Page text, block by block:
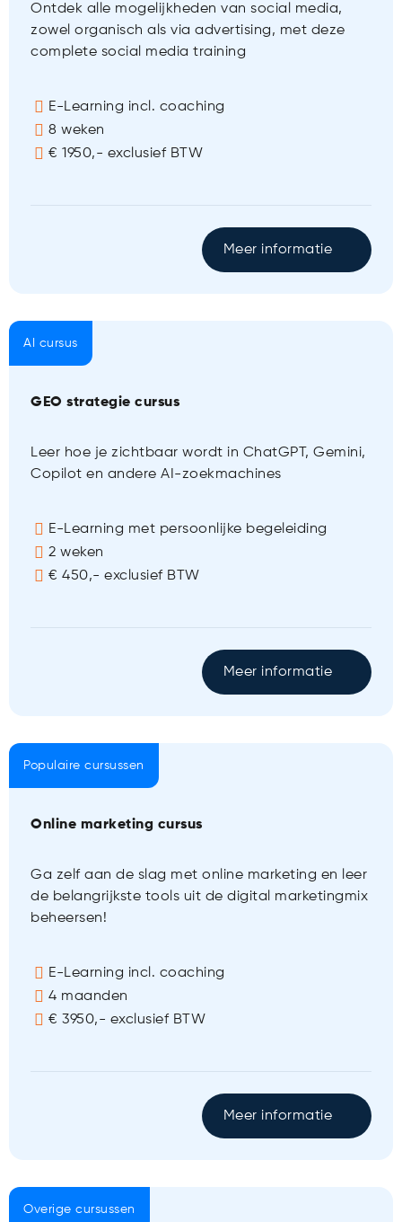
Ontdek alle mogelijkheden van social media,
zowel organisch als via advertising, met deze
complete social media training
E-Learning incl. coaching
8 weken
€ 1950,- exclusief BTW
Meer informatie
AI cursus
GEO strategie cursus
Leer hoe je zichtbaar wordt in ChatGPT, Gemini,
Copilot en andere AI-zoekmachines
E-Learning met persoonlijke begeleiding
2 weken
€ 450,- exclusief BTW
Meer informatie
Populaire cursussen
Online marketing cursus
Ga zelf aan de slag met online marketing en leer
de belangrijkste tools uit de digital marketingmix
beheersen!
E-Learning incl. coaching
4 maanden
€ 3950,- exclusief BTW
Meer informatie
Overige cursussen